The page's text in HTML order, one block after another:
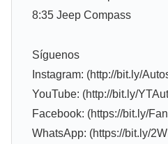
8:35 Jeep Compass
Síguenos
Instagram: (http://bit.ly/
YouTube: (http://bit.ly/
Facebook: (https://bit.ly/
WhatsApp: (https://bit.ly/